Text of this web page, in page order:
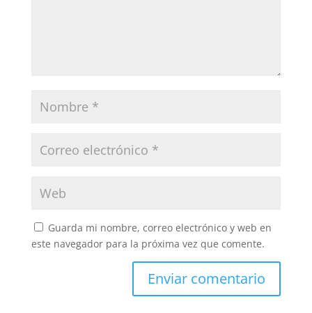
Guarda mi nombre, correo electrónico y web en
este navegador para la próxima vez que comente.